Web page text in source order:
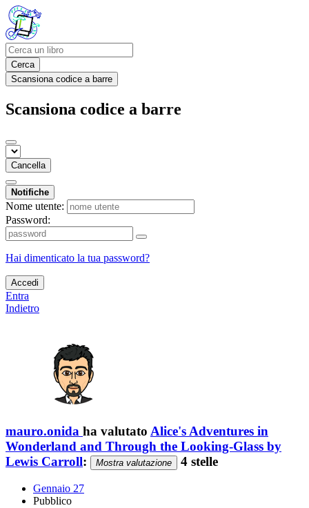
Cerca
Scansiona codice a barre
Scansiona codice a barre
Cancella
Notifiche
Nome utente:
Password:
Hai dimenticato la tua password?
Accedi
Entra
Indietro
mauro.onida ha valutato Alice's Adventures in
Wonderland and Through the Looking-Glass by
Lewis Carroll: Mostra valutazione 4 stelle
Gennaio 27
Pubblico